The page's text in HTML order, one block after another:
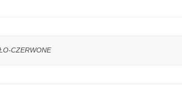
CZERWONE